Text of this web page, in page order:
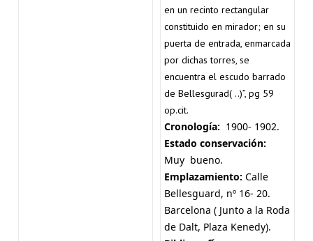
en un recinto rectangular
constituido en mirador; en su
puerta de entrada, enmarcada
por dichas torres, se
encuentra el escudo barrado
de Bellesgurad( ..)”, pg 59
op.cit.
Cronología: 1900- 1902.
Estado conservación:
Muy bueno.
Emplazamiento: Calle
Bellesguard, nº 16- 20.
Barcelona ( Junto a la Roda
de Dalt, Plaza Kenedy).